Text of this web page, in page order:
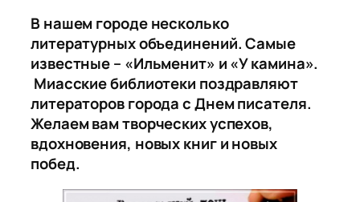
В нашем городе несколько
литературных объединений. Самые
известные – «Ильменит» и «У камина».
Миасские библиотеки поздравляют
литераторов города с Днем писателя.
Желаем вам творческих успехов,
вдохновения, новых книг и новых
побед.